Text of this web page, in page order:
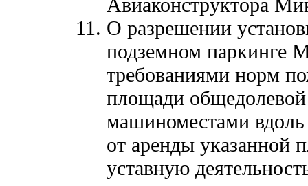
О разрешении
подземном паркинге
требованиями норм
площади общедолевой
машиноместами
от аренды указанной
уставную